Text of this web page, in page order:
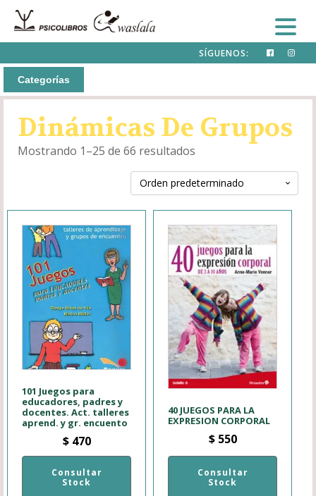
SÍGUENOS:
Categorías
Dinámicas De Grupos
Mostrando 1–25 de 66 resultados
101 Juegos para
educadores, padres y
docentes. Act. talleres
aprend. y gr. encuento
$470
Consultar
Stock
40 JUEGOS PARA LA
EXPRESION CORPORAL
$550
Consultar
Stock